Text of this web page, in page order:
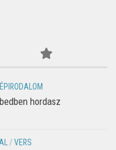
hordasz
/VERS